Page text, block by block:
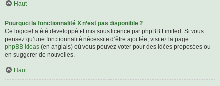
Haut
Pourquoi la fonctionnalité X n’est pas disponible ?
Ce logiciel a été développé et mis sous licence par phpBB Limited. Si vous
pensez qu’une fonctionnalité nécessite d’être ajoutée, visitez la page
phpBB Ideas (en anglais) où vous pouvez voter pour des idées proposées ou
en suggérer de nouvelles.
Haut